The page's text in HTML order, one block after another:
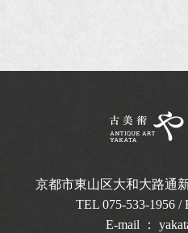
京都市東山区大和大路通
TEL 075-533-1956/
E-mail ：